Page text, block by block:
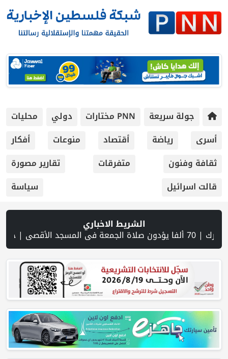
جولة سريعة PNN مختارات دولي
محليات
أسرى
رياضة أقتصاد منوعات
أفكار
ثقافة وفنون
متفرقات
تقارير مصورة
قالت اسرائيل
سياسة
الشريط الاخباري